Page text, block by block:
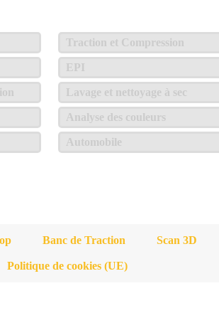
Traction et Compression
EPI
Lavage et nettoyage à sec
Analyse des couleurs
Automobile
Banc de Traction Scan 3D
Politique de cookies (UE)